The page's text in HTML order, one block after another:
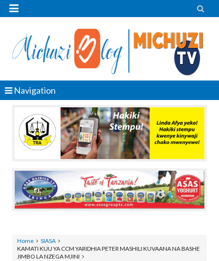
 
Navigation
Home
SIASA
KAMATI KUU YA CCM YARIDHIA PETER MASHILI KUVAANA NA BASHE
JIMBO LA NZEGA MJINI